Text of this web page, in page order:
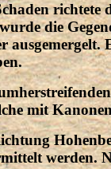
richtete
die
mit
werden.